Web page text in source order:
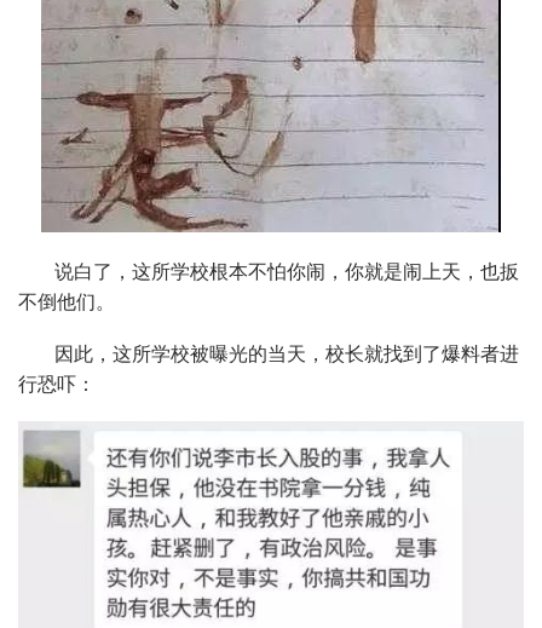
说白了，这所学校根本不怕你闹，你就是闹上天，也扳
不倒他们。
因此，这所学校被曝光的当天，校长就找到了爆料者进
行恐吓：